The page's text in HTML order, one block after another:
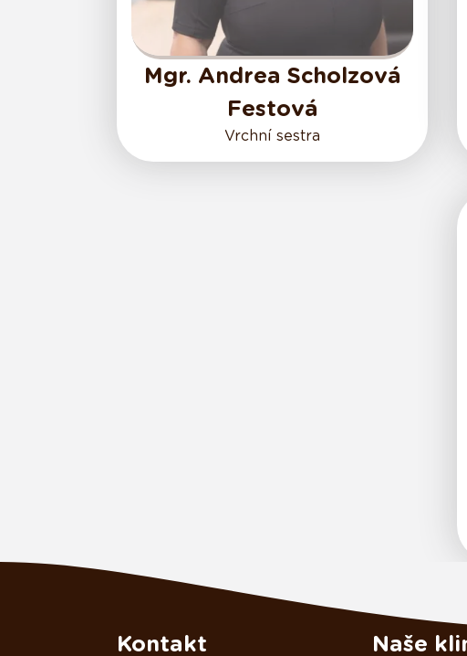
Mgr. Andrea Scholzová
Festová
Vrchní sestra
Kontakt Naše